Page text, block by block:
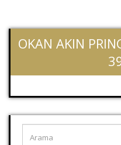
OKAN AKIN